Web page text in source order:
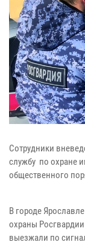
Сотрудники
службу по охране
общественного
В городе
охраны
выезжали по